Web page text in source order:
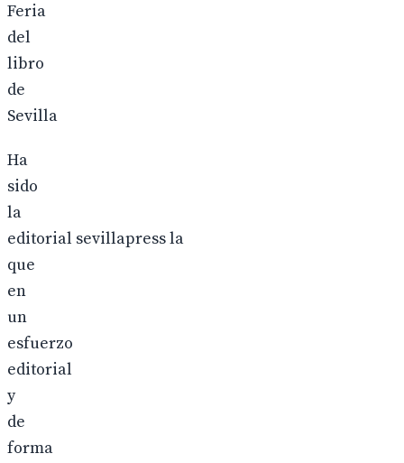
Feria
del
libro
de
Sevilla
Ha
sido
la
editorial sevillapress la
que
en
un
esfuerzo
editorial
y
de
forma